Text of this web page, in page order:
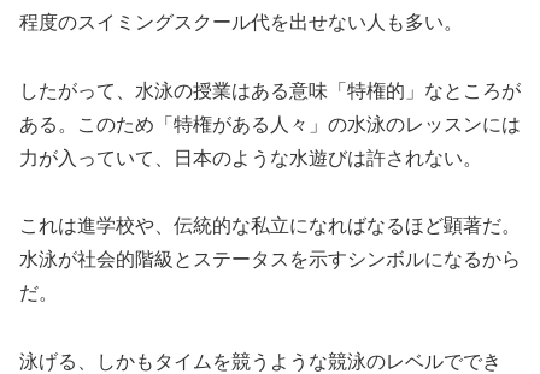
程度のスイミングスクール代を出せない人も多い。
したがって、水泳の授業はある意味「特権的」なところが
ある。このため「特権がある人々」の水泳のレッスンには
力が入っていて、日本のような水遊びは許されない。
これは進学校や、伝統的な私立になればなるほど顕著だ。
水泳が社会的階級とステータスを示すシンボルになるから
だ。
泳げる、しかもタイムを競うような競泳のレベルででき